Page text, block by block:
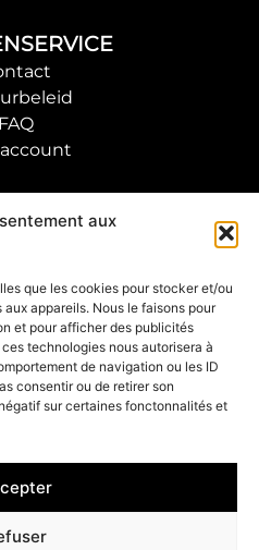
aux
que les cookies pour stocker et/ou
appareils. Nous le faisons pour
et pour afficher des publicités
technologies nous autorisera à
de navigation ou les ID
consentir ou de retirer son
sur certaines fonctonnalités et
FAQ
NIEUWSBRIEF
OK
CGV